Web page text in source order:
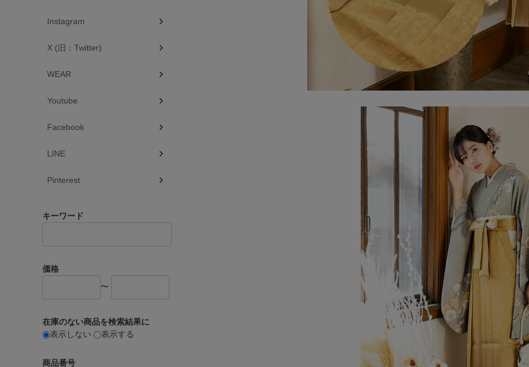
Instagram
X (旧：Twitter)
WEAR
Youtube
Facebook
LINE
Pinterest
キーワード
価格
〜
在庫のない商品を検索結果に
表示しない
表示する
商品番号